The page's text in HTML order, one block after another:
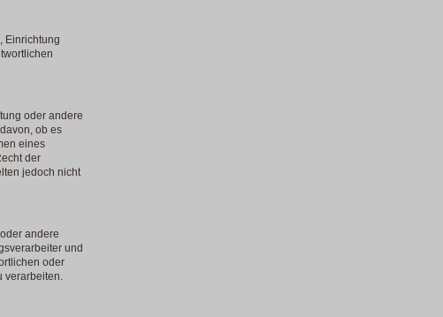
Einrichtung
oder andere
ob es
eines
der
jedoch nicht
andere
und
oder
verarbeiten.